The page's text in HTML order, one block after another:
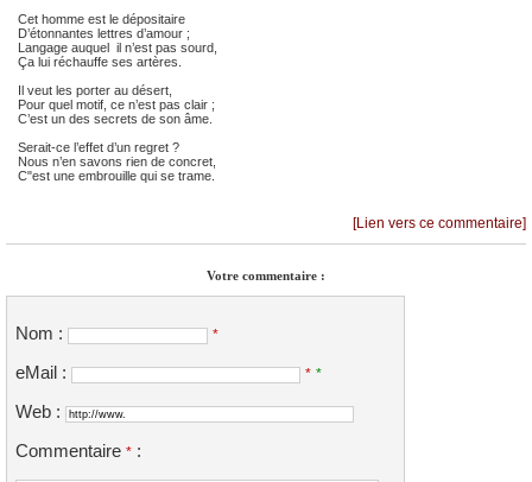
Cet homme est le dépositaire
D’étonnantes lettres d’amour ;
Langage auquel il n’est pas sourd,
Ça lui réchauffe ses artères.
Il veut les porter au désert,
Pour quel motif, ce n’est pas clair ;
C’est un des secrets de son âme.
Serait-ce l’effet d’un regret ?
Nous n’en savons rien de concret,
C"est une embrouille qui se trame.
[Lien vers ce commentaire]
Votre commentaire :
Nom : *
eMail : * *
Web :
Commentaire * :